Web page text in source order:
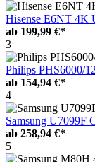
Hisense E6NT 4K
ab 199,99 €*
3
Philips PHS6000/
ab 154,94 €*
4
Samsung U7099F
ab 258,94 €*
5